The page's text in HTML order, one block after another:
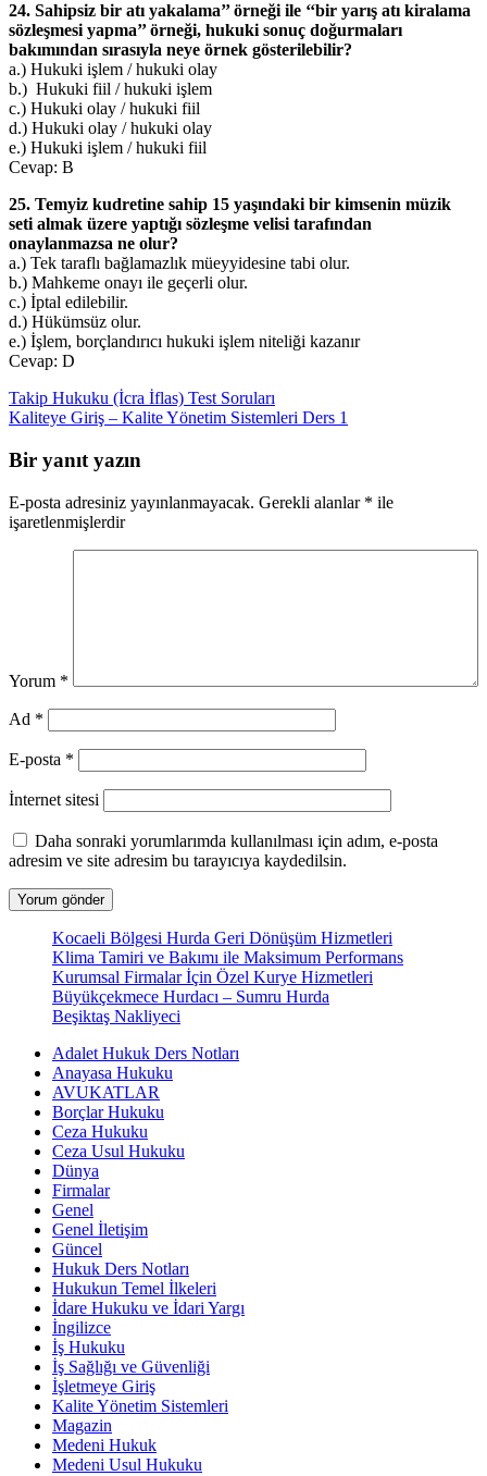
24. Sahipsiz bir atı yakalama’’ örneği ile ‘‘bir yarış atı kiralama
sözleşmesi yapma’’ örneği, hukuki sonuç doğurmaları
bakımından sırasıyla neye örnek gösterilebilir?
a.) Hukuki işlem / hukuki olay
b.) Hukuki fiil / hukuki işlem
c.) Hukuki olay / hukuki fiil
d.) Hukuki olay / hukuki olay
e.) Hukuki işlem / hukuki fiil
Cevap: B
25. Temyiz kudretine sahip 15 yaşındaki bir kimsenin müzik
seti almak üzere yaptığı sözleşme velisi tarafından
onaylanmazsa ne olur?
a.) Tek taraflı bağlamazlık müeyyidesine tabi olur.
b.) Mahkeme onayı ile geçerli olur.
c.) İptal edilebilir.
d.) Hükümsüz olur.
e.) İşlem, borçlandırıcı hukuki işlem niteliği kazanır
Cevap: D
Yazı
dolaşımı
Takip Hukuku (İcra İflas) Test Soruları
Kaliteye Giriş – Kalite Yönetim Sistemleri Ders 1
Bir yanıt yazın
E-posta adresiniz yayınlanmayacak. Gerekli alanlar * ile
işaretlenmişlerdir
Yorum *
Ad *
E-posta *
İnternet sitesi
Daha sonraki yorumlarımda kullanılması için adım, e-posta
adresim ve site adresim bu tarayıcıya kaydedilsin.
Kocaeli Bölgesi Hurda Geri Dönüşüm Hizmetleri
Klima Tamiri ve Bakımı ile Maksimum Performans
Kurumsal Firmalar İçin Özel Kurye Hizmetleri
Büyükçekmece Hurdacı – Sumru Hurda
Beşiktaş Nakliyeci
Adalet Hukuk Ders Notları
Anayasa Hukuku
AVUKATLAR
Borçlar Hukuku
Ceza Hukuku
Ceza Usul Hukuku
Dünya
Firmalar
Genel
Genel İletişim
Güncel
Hukuk Ders Notları
Hukukun Temel İlkeleri
İdare Hukuku ve İdari Yargı
İngilizce
İş Hukuku
İş Sağlığı ve Güvenliği
İşletmeye Giriş
Kalite Yönetim Sistemleri
Magazin
Medeni Hukuk
Medeni Usul Hukuku